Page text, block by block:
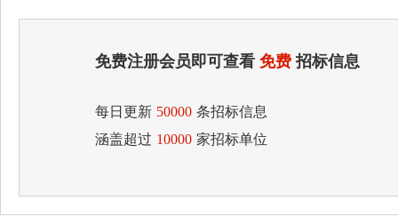
免费注册会员即可查看 免费 招标信息
每日更新 50000 条招标信息
涵盖超过 10000 家招标单位